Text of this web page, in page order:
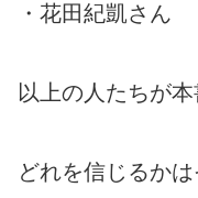
・花田紀凱さん
以上の人たちが
どれを信じるかは